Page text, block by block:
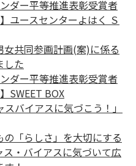
ダー平等推進表彰受賞者
ユースセンターよはく Ｓ
女共同参画計画(案)に係る
した
ダー平等推進表彰受賞者
SWEET BOX
バイアスに気づこう！」
の「らしさ」を大切にする
・バイアスに気づいて広